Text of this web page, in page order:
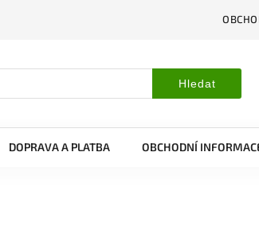
Hledat
DOPRAVA A PLATBA OBCHODNÍ